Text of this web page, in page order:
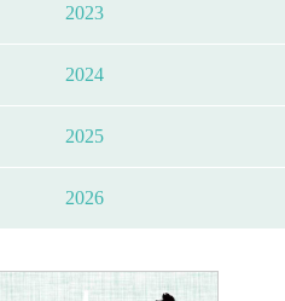
2023
2024
2025
2026